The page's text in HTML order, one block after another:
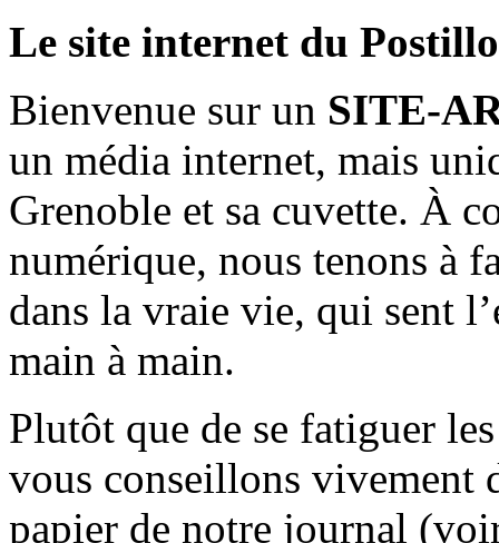
Le site internet du
Bienvenue sur un SITE-
un média internet, mais
Grenoble et sa cuvette. À
numérique, nous tenons à
dans la vraie vie, qui sent
main à main.
Plutôt que de se fatiguer
vous conseillons vivement
papier de notre journal